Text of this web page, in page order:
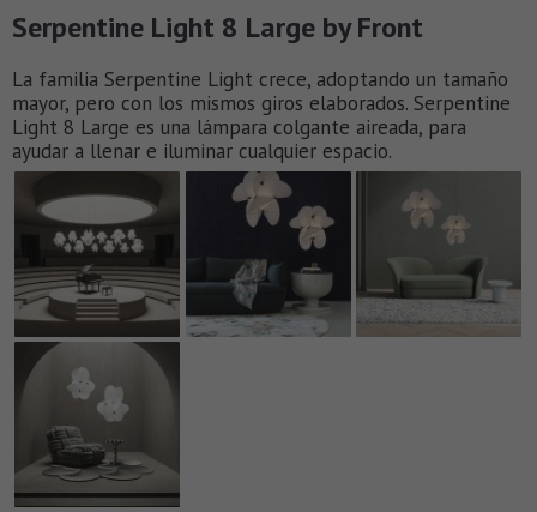
Serpentine Light 8 Large by Front
La familia Serpentine Light crece, adoptando un tamaño
mayor, pero con los mismos giros elaborados. Serpentine
Light 8 Large es una lámpara colgante aireada, para
ayudar a llenar e iluminar cualquier espacio.